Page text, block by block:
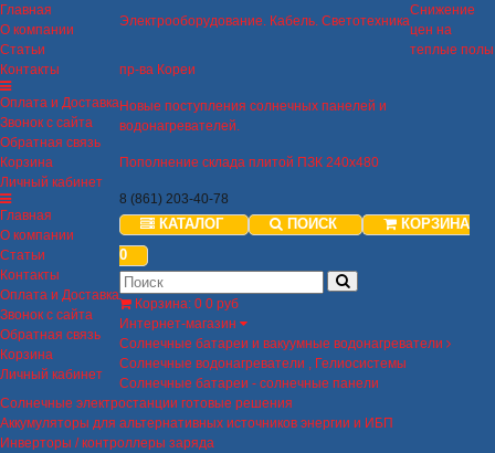
Главная
О компании
Статьи
Контакты
Оплата и Доставка
Звонок с сайта
Обратная связь
Корзина
Личный кабинет
Главная
О компании
Статьи
Контакты
Оплата и Доставка
Звонок с сайта
Обратная связь
Корзина
Личный кабинет
Электрооборудование. Кабель. Светотехника
Снижение
цен на
теплые полы
пр-ва Кореи
Новые поступления солнечных панелей и
водонагревателей.
Пополнение склада плитой ПЗК 240х480
8 (861) 203-40-78
КАТАЛОГ ПОИСК
КОРЗИНА
0
Корзина: 0 0 руб
Интернет-магазин
Солнечные батареи и вакуумные водонагреватели
Солнечные водонагреватели , Гелиосистемы
Солнечные батареи - солнечные панели
Солнечные электростанции готовые решения
Аккумуляторы для альтернативных источников энергии и ИБП
Инверторы / контроллеры заряда